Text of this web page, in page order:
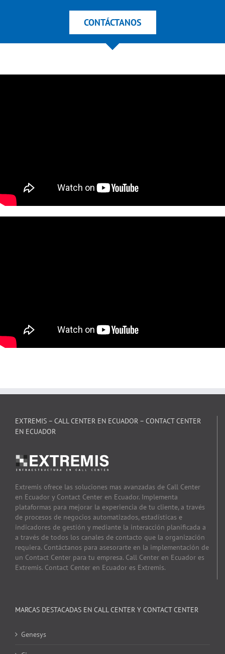
CONTÁCTANOS
EXTREMIS – CALL CENTER EN ECUADOR – CONTACT CENTER
EN ECUADOR
Extremis ofrece las soluciones mas avanzadas de Call Center
en Ecuador y Contact Center en Ecuador. Implementa
plataformas para mejorar la experiencia de tu cliente, a través
de procesos de negocios automatizados, estadísticas e
indicadores de gestión y mediante la interacción planificada a
a través de todos los canales de contacto que la organización
requiera. Contáctanos para asesorarte en la implementación de
un Contact Center para tu empresa. Call Center en Ecuador es
Extremis. Contact Center en Ecuador es Extremis.
MARCAS DESTACADAS EN CALL CENTER Y CONTACT CENTER
Genesys